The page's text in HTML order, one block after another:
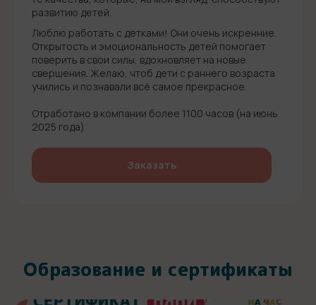
развитию детей.
Люблю работать с детками! Они очень искренние.
Открытость и эмоциональность детей помогает
поверить в свои силы, вдохновляет на новые
свершения. Желаю, чтоб дети с раннего возраста
учились и познавали всё самое прекрасное.
Отработано в компании более 1100 часов (на июнь
2025 года)
Заказать
Образование и сертификаты